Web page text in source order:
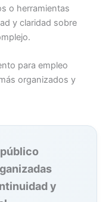
o herramientas
y claridad sobre
para empleo
organizados y
y